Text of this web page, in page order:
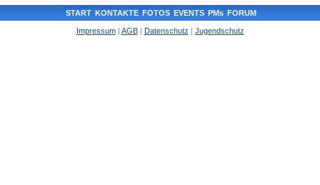
START KONTAKTE FOTOS EVENTS PMs FORUM
Impressum| AGB| Datenschutz | Jugendschutz